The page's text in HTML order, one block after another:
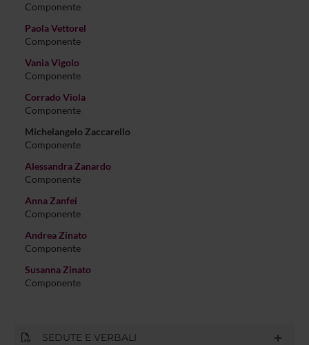
Componente
Paola Vettorel
Componente
Vania Vigolo
Componente
Corrado Viola
Componente
Michelangelo Zaccarello
Componente
Alessandra Zanardo
Componente
Anna Zanfei
Componente
Andrea Zinato
Componente
Susanna Zinato
Componente
SEDUTE E VERBALI